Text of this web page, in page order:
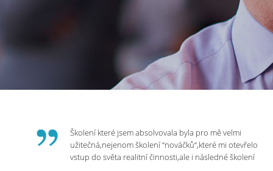
Školení které jsem absolvovala byla pro mě velmi
užitečná,nejenom školení “nováčků“,které mi otevřelo
vstup do světa realitní činnosti,ale i následné školení